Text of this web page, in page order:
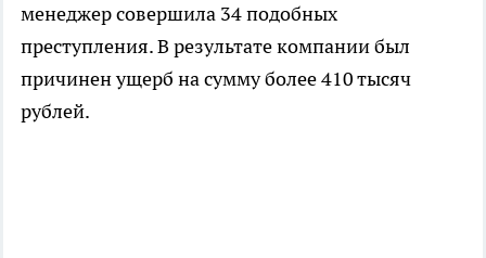
менеджер совершила 34 подобных
преступления. В результате компании был
причинен ущерб на сумму более 410 тысяч
рублей.